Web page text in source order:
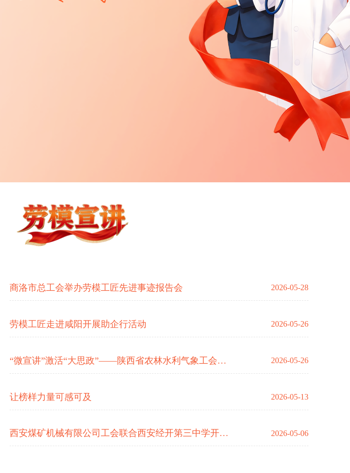
商洛市总工会举办劳模工匠先进事迹报告会 2026-05-28
劳模工匠走进咸阳开展助企行活动 2026-05-26
“微宣讲”激活“大思政”——陕西省农林水利气象工会开展“大思政课”综述 2026-05-26
让榜样力量可感可及 2026-05-13
西安煤矿机械有限公司工会联合西安经开第三中学开展“劳模工匠进校园”主题宣讲活动 2026-05-06